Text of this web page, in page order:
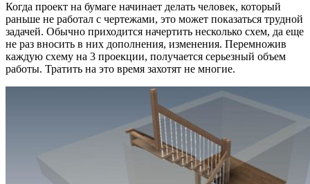
Когда проект на бумаге начинает делать человек, который
раньше не работал с чертежами, это может показаться трудной
задачей. Обычно приходится начертить несколько схем, да еще
не раз вносить в них дополнения, изменения. Перемножив
каждую схему на 3 проекции, получается серьезный объем
работы. Тратить на это время захотят не многие.